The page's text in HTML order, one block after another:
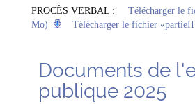
PROCÈS VERBAL :
Télécharger le
Mo)
Télécharger le fichier
Documents de
publique 2025